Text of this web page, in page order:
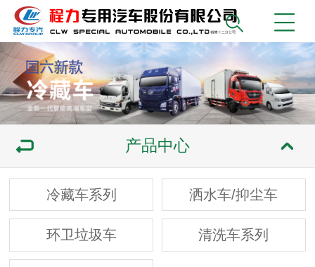
产品中心
冷藏车系列 洒水车/抑尘车
环卫垃圾车 清洗车系列